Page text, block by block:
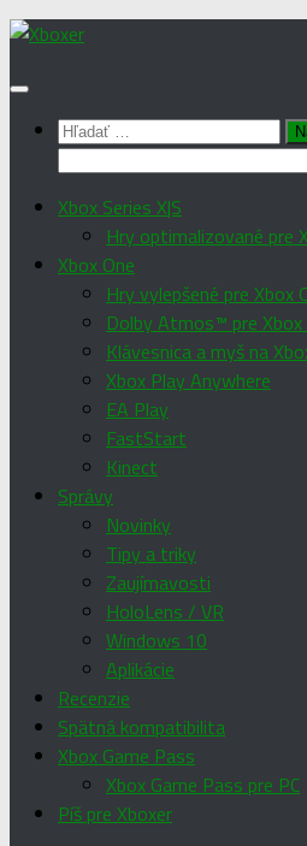
Preskočiť
obsah
Hľadať:
Xbox Series X|S
Hry optimalizované pre
Xbox One
Hry vylepšené pre Xbox
Dolby Atmos™ pre Xbox
Klávesnica a myš na
Xbox Play Anywhere
EA Play
FastStart
Kinect
Správy
Novinky
Tipy a triky
Zaujímavosti
HoloLens / VR
Windows 10
Aplikácie
Recenzie
Spätná kompatibilita
Xbox Game Pass
Xbox Game Pass pre PC
Píš pre Xboxer